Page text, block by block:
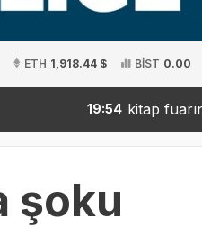
ETH 1,918.44 $ BİST 0.00
kitap fuarını
şoku